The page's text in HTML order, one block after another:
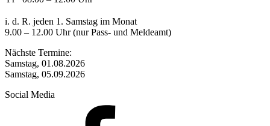
i. d. R. jeden 1. Samstag im Monat
9.00 – 12.00 Uhr (nur Pass- und Meldeamt)
Nächste Termine:
Samstag, 01.08.2026
Samstag, 05.09.2026
Social Media